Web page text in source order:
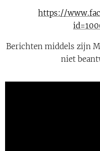
https://
Berichten middels zijn
niet